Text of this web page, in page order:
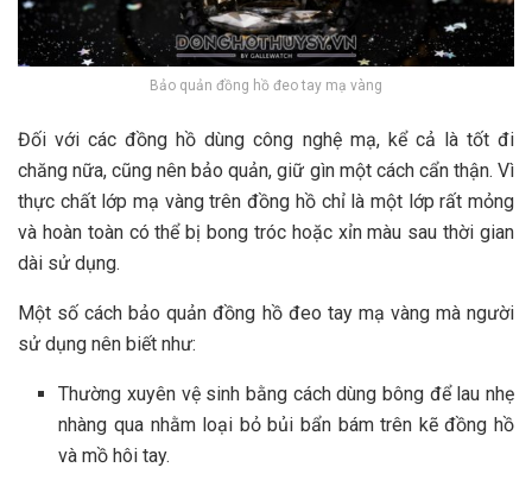
Bảo quản đồng hồ đeo tay mạ vàng
Đối với các đồng hồ dùng công nghệ mạ, kể cả là tốt đi
chăng nữa, cũng nên bảo quản, giữ gìn một cách cẩn thận. Vì
thực chất lớp mạ vàng trên đồng hồ chỉ là một lớp rất mỏng
và hoàn toàn có thể bị bong tróc hoặc xỉn màu sau thời gian
dài sử dụng.
Một số cách bảo quản đồng hồ đeo tay mạ vàng mà người
sử dụng nên biết như:
Thường xuyên vệ sinh bằng cách dùng bông để lau nhẹ
nhàng qua nhằm loại bỏ bủi bẩn bám trên kẽ đồng hồ
và mồ hôi tay.